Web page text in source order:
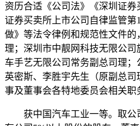
资历合适《公司法》《深圳证券
证券买卖所上市公司自律监管
做》等法令律例和规范性文件
理；深圳市中靓网科技无限公
车手艺无限公司常务副总司理
英密斯、李胜宇先生（原副总
事及董事会各特地委员会相关职
获中国汽车工业一等。取公